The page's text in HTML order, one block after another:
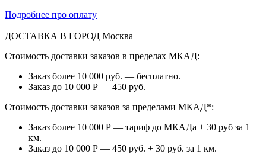
Подробнее про оплату
ДОСТАВКА В ГОРОД Москва
Стоимость доставки заказов в пределах МКАД:
Заказ более 10 000 руб. — бесплатно.
Заказ до 10 000 Р — 450 руб.
Стоимость доставки заказов за пределами МКАД*:
Заказ более 10 000 Р — тариф до МКАДа + 30 руб за 1
км.
Заказ до 10 000 Р — 450 руб. + 30 руб. за 1 км.